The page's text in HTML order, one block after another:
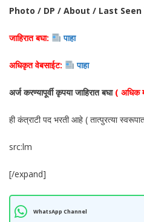
Photo / DP / About / Last Seen )
जाहिरात बघा: पाहा
अधिकृत वेबसाईट: पाहा
अर्ज करण्यापूर्वी कृपया जाहिरात बघा ( अधिक
ही कंत्राटी पद भरती आहे ( तात्पुरत्या
src:lm
[/expand]
WhatsApp Channel